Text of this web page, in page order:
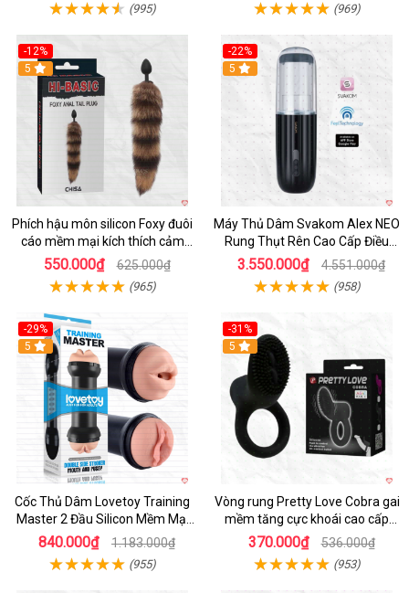
(995) (969)
-12%
Hot
5
Phích hậu môn silicon Foxy đuôi
cáo mềm mại kích thích cảm
giác mới
550.000₫ 625.000₫
(965)
-22%
5
Máy Thủ Dâm Svakom Alex NEO
Rung Thụt Rên Cao Cấp Điều
Khiển App
3.550.000₫ 4.551.000₫
(958)
-29%
Hot
5
Cốc Thủ Dâm Lovetoy Training
Master 2 Đầu Silicon Mềm Mại
Tiện Lợi
840.000₫ 1.183.000₫
(955)
-31%
5
Vòng rung Pretty Love Cobra gai
mềm tăng cực khoái cao cấp
chính hãng
370.000₫ 536.000₫
(953)